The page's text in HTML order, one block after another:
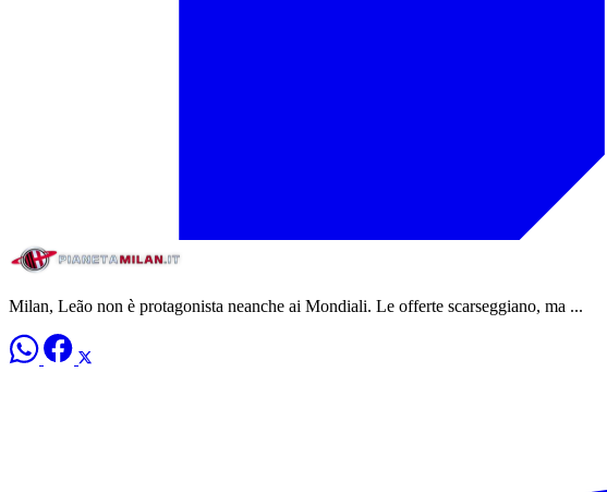
Milan, Leão non è protagonista neanche ai Mondiali. Le offerte scarseggiano, ma ...